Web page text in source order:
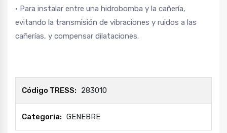
• Para instalar entre una hidrobomba y la cañería,
evitando la transmisión de vibraciones y ruidos a las
cañerías, y compensar dilataciones.
Código TRESS: 283010
Categoria: GENEBRE